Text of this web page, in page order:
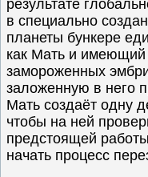
результате
в специально
планеты бункере
как Мать и
замороженных
заложенную в него
Мать создаёт одну
чтобы на ней
предстоящей
начать процесс